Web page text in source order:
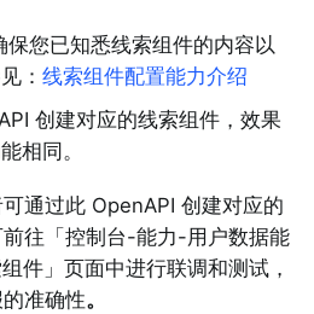
您已知悉线索组件的内容以
：线索组件配置能力介绍
创建对应的线索组件，效果
相同。
通过此 OpenAPI 创建对应的
往「控制台-能力-用户数据能
件」页面中进行联调和测试，
准确性。